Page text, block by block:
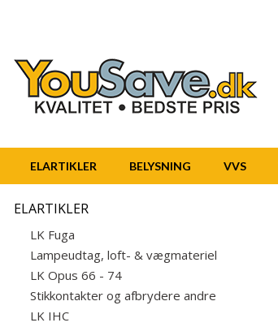
ELARTIKLER BELYSNING VVS
ELARTIKLER
LK Fuga
Lampeudtag, loft- & vægmateriel
LK Opus 66 - 74
Stikkontakter og afbrydere andre
LK IHC